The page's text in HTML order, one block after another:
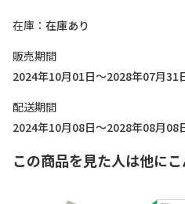
在庫
在庫あり
販売期間
2024年10月01日～2028年07月31
配送期間
2024年10月08日～2028年08月08
この商品を見た人は他に